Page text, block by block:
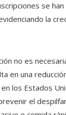
se
la
no es
en una
en los Estados
el